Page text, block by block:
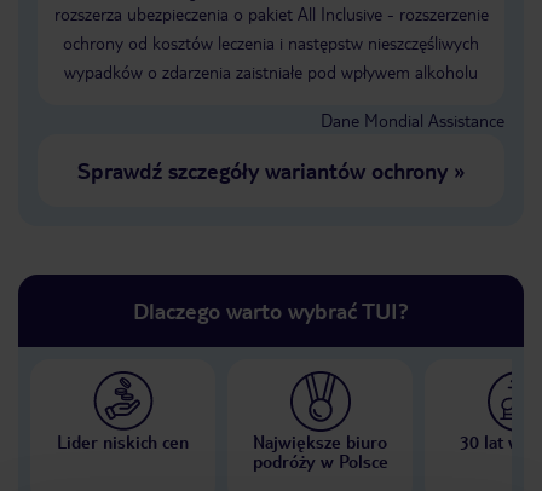
rozszerza ubezpieczenia o pakiet All Inclusive - rozszerzenie
ochrony od kosztów leczenia i następstw nieszczęśliwych
wypadków o zdarzenia zaistniałe pod wpływem alkoholu
Dane Mondial Assistance
Sprawdź szczegóły wariantów ochrony»
Dlaczego warto wybrać TUI?
Lider niskich cen
Największe biuro
podróży w Polsce
30 lat w